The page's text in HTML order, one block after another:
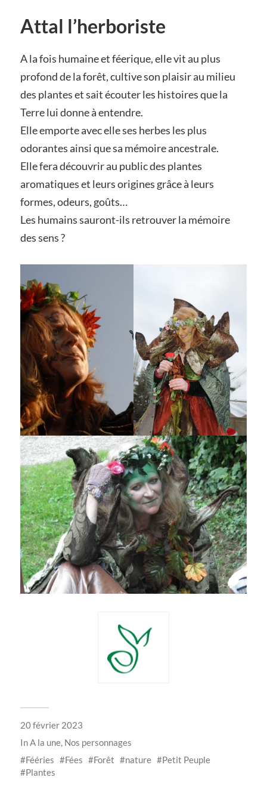
Attal l’herboriste
A la fois humaine et féerique, elle vit au plus
profond de la forêt, cultive son plaisir au milieu
des plantes et sait écouter les histoires que la
Terre lui donne à entendre.
Elle emporte avec elle ses herbes les plus
odorantes ainsi que sa mémoire ancestrale.
Elle fera découvrir au public des plantes
aromatiques et leurs origines grâce à leurs
formes, odeurs, goûts…
Les humains sauront-ils retrouver la mémoire
des sens ?
20 février 2023
InA la une, Nos personnages
Fééries
Fées Forêt nature
Petit Peuple
Plantes